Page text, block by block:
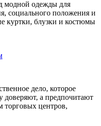
модной одежды для
социального положения и
куртки, блузки и костюмы
дело, которое
а предпочитают
торговых центров,